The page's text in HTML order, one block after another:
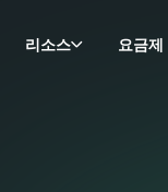
리소스 요금제